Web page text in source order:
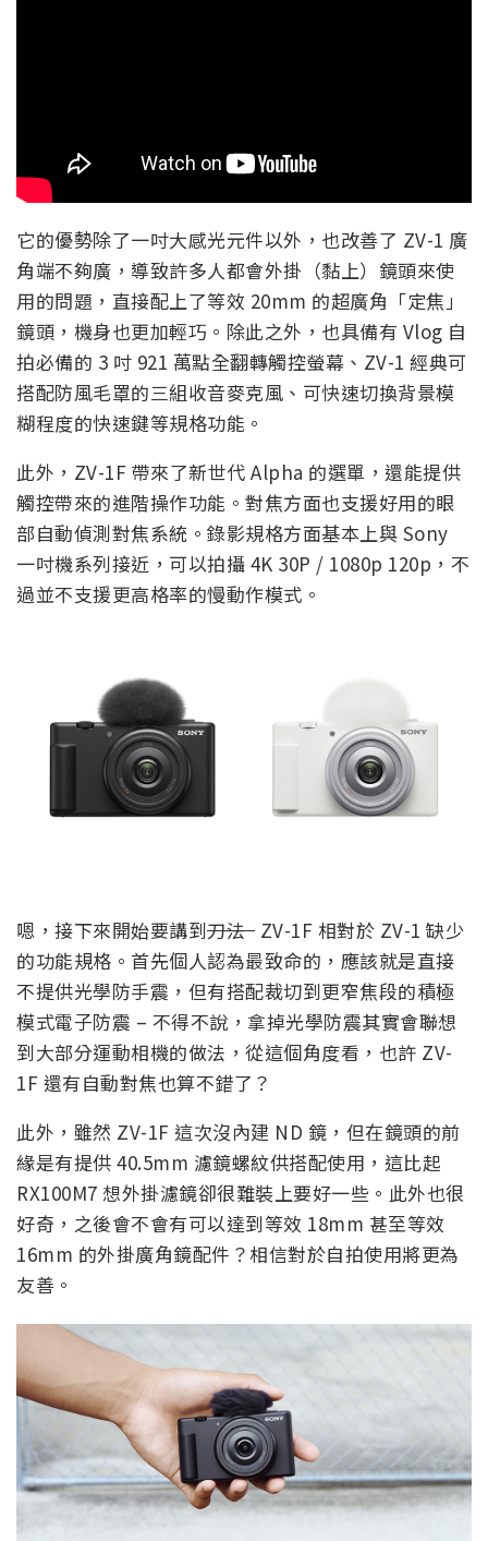
它的優勢除了一吋大感光元件以外，也改善了 ZV-1 廣
角端不夠廣，導致許多人都會外掛（黏上）鏡頭來使
用的問題，直接配上了等效 20mm 的超廣角「定焦」
鏡頭，機身也更加輕巧。除此之外，也具備有 Vlog 自
拍必備的 3 吋 921 萬點全翻轉觸控螢幕、ZV-1 經典可
搭配防風毛罩的三組收音麥克風、可快速切換背景模
糊程度的快速鍵等規格功能。
此外，ZV-1F 帶來了新世代 Alpha 的選單，還能提供
觸控帶來的進階操作功能。對焦方面也支援好用的眼
部自動偵測對焦系統。錄影規格方面基本上與 Sony
一吋機系列接近，可以拍攝 4K 30P / 1080p 120p，不
過並不支援更高格率的慢動作模式。
嗯，接下來開始要講到刀法 ZV-1F 相對於 ZV-1 缺少
的功能規格。首先個人認為最致命的，應該就是直接
不提供光學防手震，但有搭配裁切到更窄焦段的積極
模式電子防震 – 不得不說，拿掉光學防震其實會聯想
到大部分運動相機的做法，從這個角度看，也許 ZV-
1F 還有自動對焦也算不錯了？
此外，雖然 ZV-1F 這次沒內建 ND 鏡，但在鏡頭的前
緣是有提供 40.5mm 濾鏡螺紋供搭配使用，這比起
RX100M7 想外掛濾鏡卻很難裝上要好一些。此外也很
好奇，之後會不會有可以達到等效 18mm 甚至等效
16mm 的外掛廣角鏡配件？相信對於自拍使用將更為
友善。